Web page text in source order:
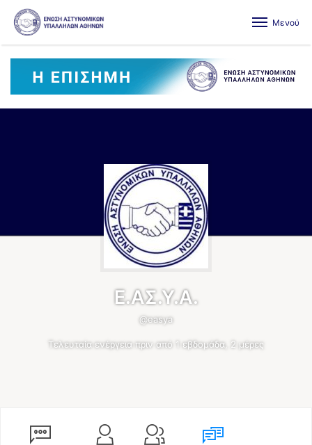
Μενού
Ε.ΑΣ.Υ.Α.
@easya
Τελευταία ενέργεια πριν από 1 εβδομάδα, 2 μέρες